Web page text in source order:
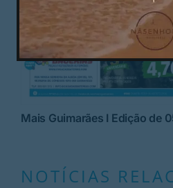
Mais Guimarães I Edição de
NOTÍCIAS